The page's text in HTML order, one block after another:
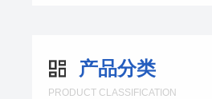
产品分类
PRODUCT CLASSIFICATION